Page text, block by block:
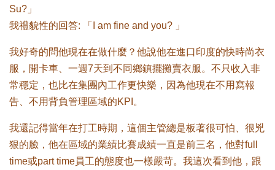
Su?」
我禮貌性的回答: 「I am fine and you? 」
我好奇的問他現在在做什麼？他說他在進口印度的快時尚衣
服，開卡車、一週7天到不同鄉鎮擺攤賣衣服。不只收入非
常穩定，也比在集團內工作更快樂，因為他現在不用寫報
告、不用背負管理區域的KPI。
我還記得當年在打工時期，這個主管總是板著很可怕、很兇
狠的臉，他在區域的業績比賽成績一直是前三名，他對full
time或part time員工的態度也一樣嚴苛。我這次看到他，跟